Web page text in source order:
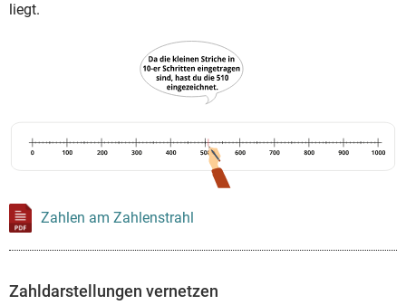
liegt.
Zahlen am Zahlenstrahl
Zahldarstellungen vernetzen